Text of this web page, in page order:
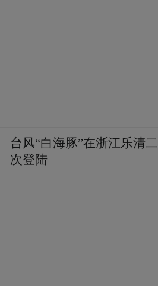
台风“白海豚”在浙江乐清二
次登陆